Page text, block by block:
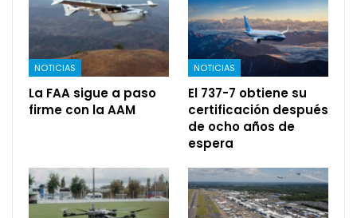
NOTICIAS
La FAA sigue a paso
firme con la AAM
NOTICIAS
El 737-7 obtiene su
certificación después
de ocho años de
espera